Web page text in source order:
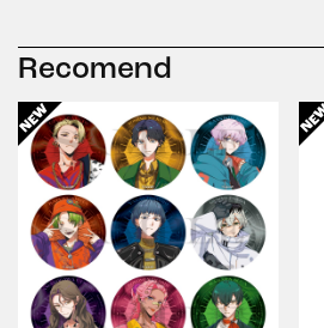
Recomend